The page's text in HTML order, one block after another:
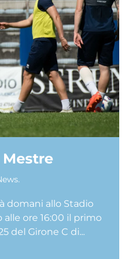
Mestre
.
domani allo Stadio
alle ore 16:00 il primo
del Girone C di...